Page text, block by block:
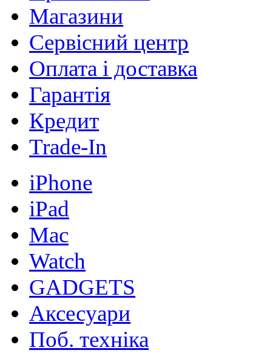
Магазини
Сервісний центр
Оплата і доставка
Гарантія
Кредит
Trade-In
iPhone
iPad
Mac
Watch
GADGETS
Аксесуари
Поб. техніка